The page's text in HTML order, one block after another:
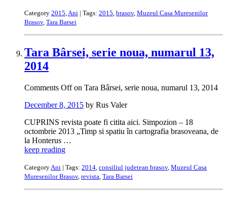
Category 2015 Ani | Tags: 2015 brasov, Muzeul Casa Muresenilor
Brasov, Tara Barsei
Tara Bârsei, serie noua, numarul 13,
2014
Comments Offon Tara Bârsei, serie noua, numarul 13, 2014
December 8, 2015 by Rus Valer
CUPRINS revista poate fi citita aici. Simpozion – 18
octombrie 2013 „Timp si spatiu în cartografia brasoveana, de
la Honterus …
keep reading
Category Ani | Tags: 2014 consiliul judetean brasov, Muzeul Casa
Muresenilor Brasov, revista Tara Barsei